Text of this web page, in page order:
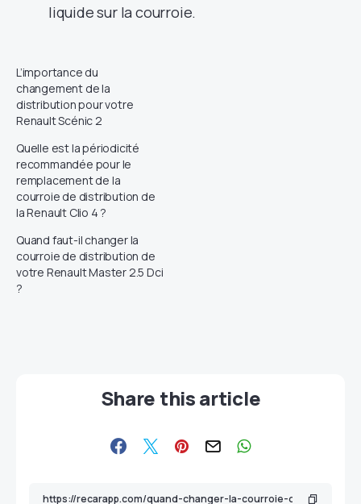
liquide sur la courroie.
L’importance du
changement de la
distribution pour votre
Renault Scénic 2
Quelle est la périodicité
recommandée pour le
remplacement de la
courroie de distribution de
la Renault Clio 4 ?
Quand faut-il changer la
courroie de distribution de
votre Renault Master 2.5 Dci
?
Share this article